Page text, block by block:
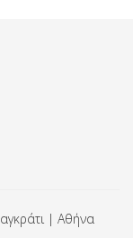
| Αθήνα